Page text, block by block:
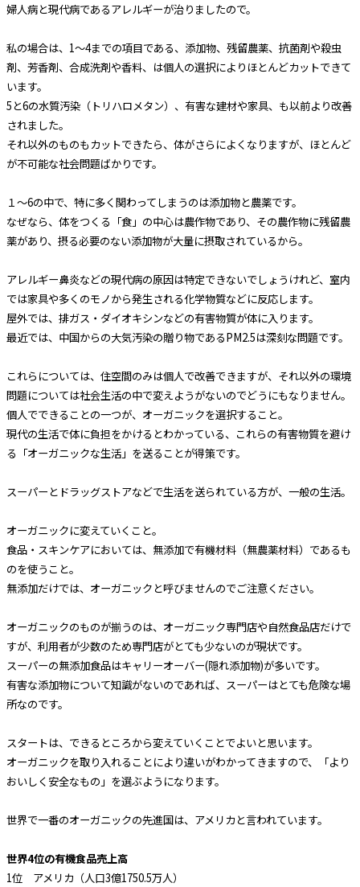
婦人病と現代病であるアレルギーが治りましたので。
私の場合は、1～4までの項目である、添加物、残留農薬、抗菌剤や殺虫
剤、芳香剤、合成洗剤や香料、は個人の選択によりほとんどカットできて
います。
5と6の水質汚染（トリハロメタン）、有害な建材や家具、も以前より改善
されました。
それ以外のものもカットできたら、体がさらによくなりますが、ほとんど
が不可能な社会問題ばかりです。
１～6の中で、特に多く関わってしまうのは添加物と農薬です。
なぜなら、体をつくる「食」の中心は農作物であり、その農作物に残留農
薬があり、摂る必要のない添加物が大量に摂取されているから。
アレルギー鼻炎などの現代病の原因は特定できないでしょうけれど、室内
では家具や多くのモノから発生される化学物質などに反応します。
屋外では、排ガス・ダイオキシンなどの有害物質が体に入ります。
最近では、中国からの大気汚染の贈り物であるPM2.5は深刻な問題です。
これらについては、住空間のみは個人で改善できますが、それ以外の環境
問題については社会生活の中で変えようがないのでどうにもなりません。
個人でできることの一つが、オーガニックを選択すること。
現代の生活で体に負担をかけるとわかっている、これらの有害物質を避け
る「オーガニックな生活」を送ることが得策です。
スーパーとドラッグストアなどで生活を送られている方が、一般の生活。
オーガニックに変えていくこと。
食品・スキンケアにおいては、無添加で有機材料（無農薬材料）であるも
のを使うこと。
無添加だけでは、オーガニックと呼びませんのでご注意ください。
オーガニックのものが揃うのは、オーガニック専門店や自然食品店だけで
すが、利用者が少数のため専門店がとても少ないのが現状です。
スーパーの無添加食品はキャリーオーバー(隠れ添加物)が多いです。
有害な添加物について知識がないのであれば、スーパーはとても危険な場
所なのです。
スタートは、できるところから変えていくことでよいと思います。
オーガニックを取り入れることにより違いがわかってきますので、「より
おいしく安全なもの」を選ぶようになります。
世界で一番のオーガニックの先進国は、アメリカと言われています。
世界4位の有機食品売上高
1位 アメリカ（人口3億1750.5万人）